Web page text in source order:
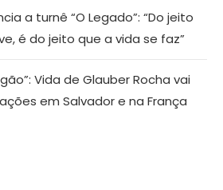
a turnê “O Legado”: “Do jeito
é do jeito que a vida se faz”
Vida de Glauber Rocha vai
em Salvador e na França